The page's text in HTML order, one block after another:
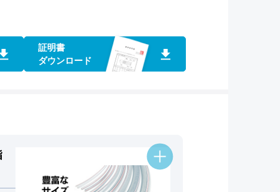
証明書
ダウンロード